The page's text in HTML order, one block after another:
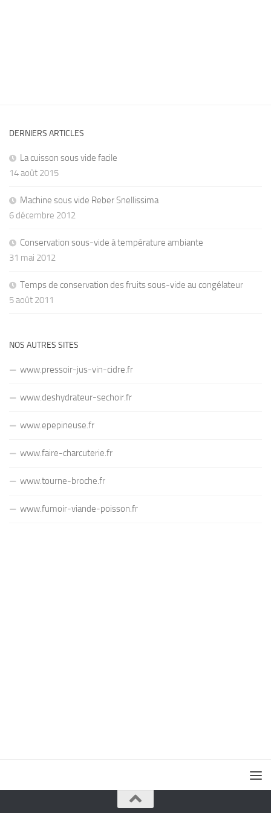
DERNIERS ARTICLES
La cuisson sous vide facile
14 août 2015
Machine sous vide Reber Snellissima
6 décembre 2012
Conservation sous-vide à température ambiante
31 mai 2012
Temps de conservation des fruits sous-vide au congélateur
5 août 2011
NOS AUTRES SITES
www.pressoir-jus-vin-cidre.fr
www.deshydrateur-sechoir.fr
www.epepineuse.fr
www.faire-charcuterie.fr
www.tourne-broche.fr
www.fumoir-viande-poisson.fr